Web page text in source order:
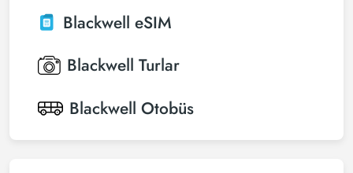
Blackwell eSIM
Blackwell Turlar
Blackwell Otobüs